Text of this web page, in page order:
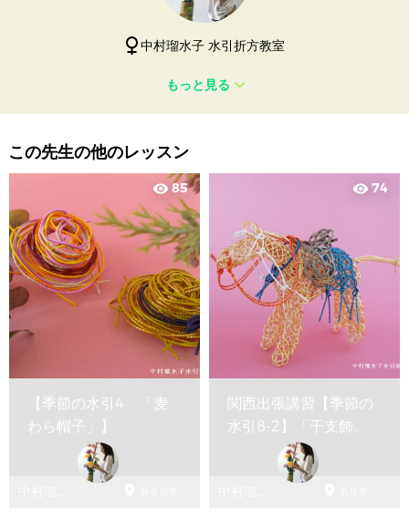
中村瑠水子 水引折方教室
もっと見る
この先生の他のレッスン
visibility 85
【季節の水引4 「麦
わら帽子」】
visibility 74
関西出張講習【季節の
水引8-2】「干支飾
り・午②」